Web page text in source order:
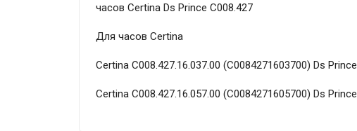
часов Certina Ds Prince C008.427
Для часов Certina
Certina C008.427.16.037.00 (C0084271603700) Ds Prince
Certina C008.427.16.057.00 (C0084271605700) Ds Prince